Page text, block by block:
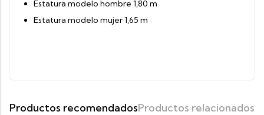
Estatura modelo hombre 1,80 m
Estatura modelo mujer 1,65 m
Productos recomendadosProductos relacionados